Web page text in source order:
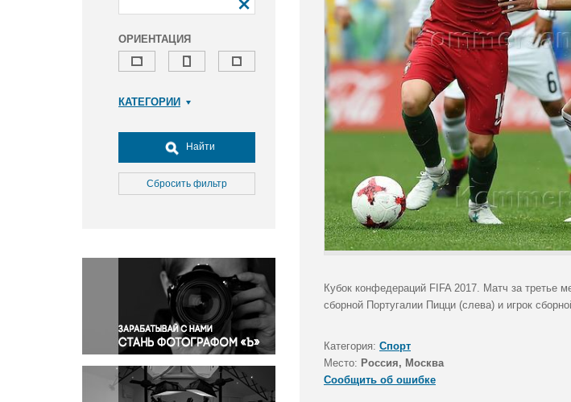
ОРИЕНТАЦИЯ
КАТЕГОРИИ
Досуг, туризм и отдых
Культура
Медицина
Окружающая среда
Политика
Правосудие
Происшествия и конфликты
Религия
Светская жизнь
Спорт
Найти
Сбросить фильтр
Кубок конфедераций FIFA 2017. Матч за третье
сборной Португалии Пицци (слева) и игрок
Категория: Спорт
Место: Россия, Москва
Сообщить об ошибке